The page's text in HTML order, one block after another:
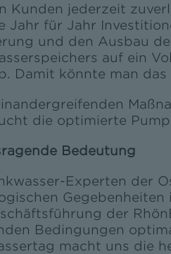
Kunden jederzeit
Jahr für Jahr
und den Ausbau
auf ein
Damit könnte man
die optimierte
Bedeutung
Experten der
der
Bedingungen
macht uns die